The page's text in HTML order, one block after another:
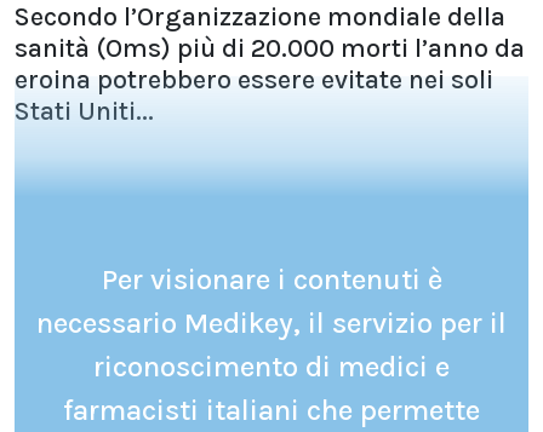
Secondo l’Organizzazione mondiale della
sanità (Oms) più di 20.000 morti l’anno da
eroina potrebbero essere evitate nei soli
Stati Uniti...
Per visionare i contenuti è
necessario Medikey, il servizio per il
riconoscimento di medici e
farmacisti italiani che permette